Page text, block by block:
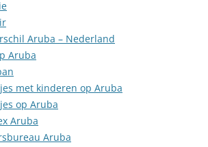
Aruba – Nederland
Aruba
met kinderen op Aruba
op Aruba
Aruba
Aruba